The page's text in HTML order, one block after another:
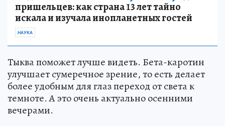
пришельцев: как страна 13 лет тайно
искала и изучала инопланетных гостей
НАУКА
Тыква поможет лучше видеть. Бета-каротин
улучшает сумеречное зрение, то есть делает
более удобным для глаз переход от света к
темноте. А это очень актуально осенними
вечерами.